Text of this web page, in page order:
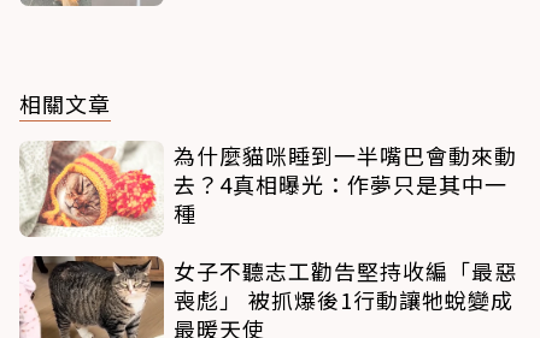
相關文章
為什麼貓咪睡到一半嘴巴會動來動
去？4真相曝光：作夢只是其中一
種
女子不聽志工勸告堅持收編「最惡
喪彪」 被抓爆後1行動讓牠蛻變成
最暖天使